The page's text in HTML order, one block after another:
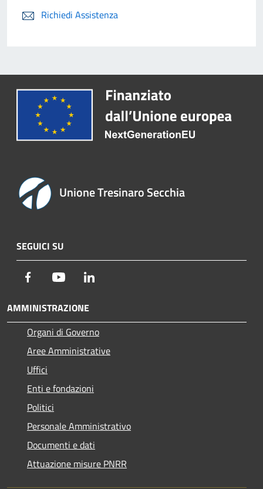
Richiedi Assistenza
Unione Tresinaro Secchia
SEGUICI SU
Facebook Youtube
AMMINISTRAZIONE
Organi di Governo
Aree Amministrative
Uffici
Enti e fondazioni
Politici
Personale Amministrativo
Documenti e dati
Attuazione misure PNRR